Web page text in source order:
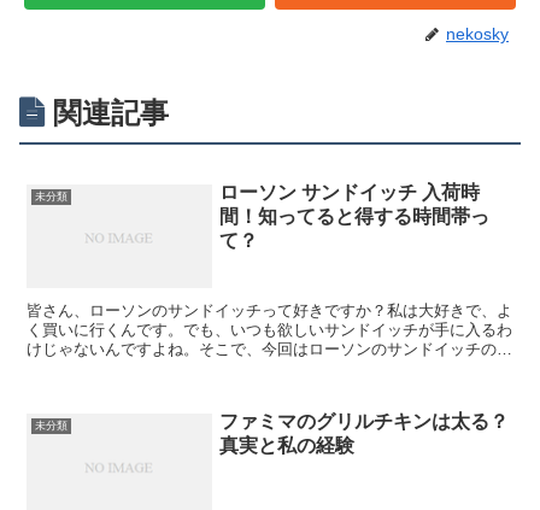
nekosky
関連記事
未分類
ローソン サンドイッチ 入荷時
間！知ってると得する時間帯っ
て？
皆さん、ローソンのサンドイッチって好きですか？私は大好きで、よ
く買いに行くんです。でも、いつも欲しいサンドイッチが手に入るわ
けじゃないんですよね。そこで、今回はローソンのサンドイッチの入
未分類
ファミマのグリルチキンは太る？
真実と私の経験